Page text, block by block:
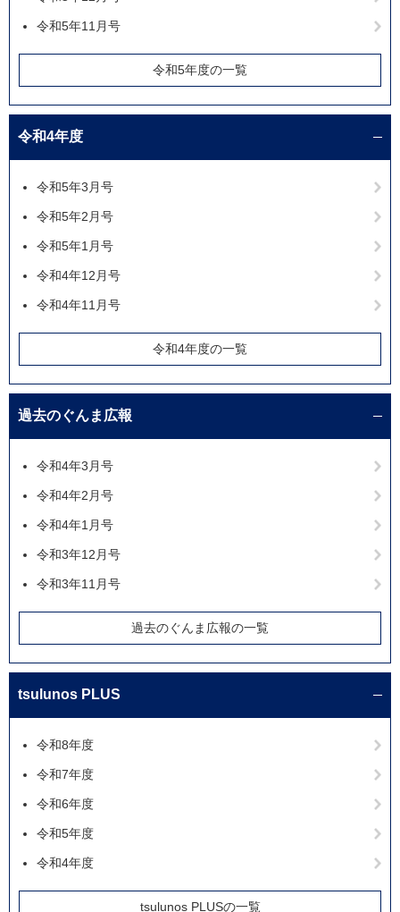
令和5年11月号
令和5年度の一覧
令和4年度
令和5年3月号
令和5年2月号
令和5年1月号
令和4年12月号
令和4年11月号
令和4年度の一覧
過去のぐんま広報
令和4年3月号
令和4年2月号
令和4年1月号
令和3年12月号
令和3年11月号
過去のぐんま広報の一覧
tsulunos PLUS
令和8年度
令和7年度
令和6年度
令和5年度
令和4年度
tsulunos PLUSの一覧